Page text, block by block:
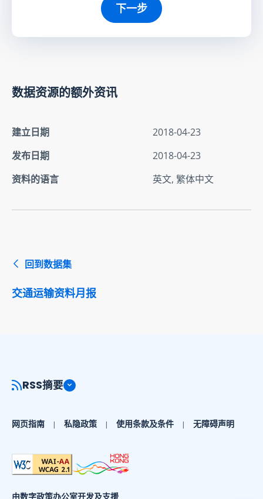
下一步
数据资源的额外资讯
建立日期
2018-04-23
发布日期
2018-04-23
资料的语言
英文, 繁体中文
回到数据集
交通运输资料月报
RSS摘要
网页指南 私隐政策 使用条款及条件 无障碍声明
由数字政策办公室开发及支援